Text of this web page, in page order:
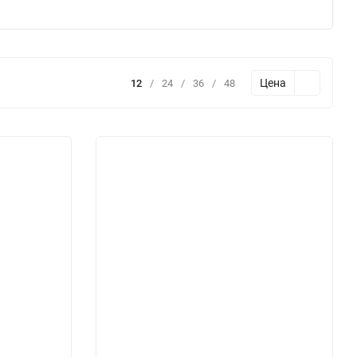
12 / 24 / 36 / 48 Цена